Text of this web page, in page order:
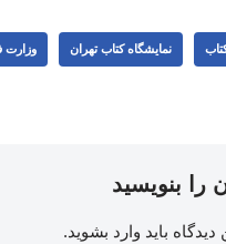
نمایشگاه کتاب تهران وزارت
را بنویسید
باید وارد بشوید.